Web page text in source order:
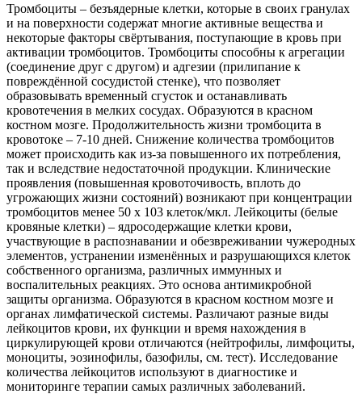
Тромбоциты – безъядерные клетки, которые в своих гранулах
и на поверхности содержат многие активные вещества и
некоторые факторы свёртывания, поступающие в кровь при
активации тромбоцитов. Тромбоциты способны к агрегации
(соединение друг с другом) и адгезии (прилипание к
повреждённой сосудистой стенке), что позволяет
образовывать временный сгусток и останавливать
кровотечения в мелких сосудах. Образуются в красном
костном мозге. Продолжительность жизни тромбоцита в
кровотоке – 7-10 дней. Снижение количества тромбоцитов
может происходить как из-за повышенного их потребления,
так и вследствие недостаточной продукции. Клинические
проявления (повышенная кровоточивость, вплоть до
угрожающих жизни состояний) возникают при концентрации
тромбоцитов менее 50 х 103 клеток/мкл. Лейкоциты (белые
кровяные клетки) – ядросодержащие клетки крови,
участвующие в распознавании и обезвреживании чужеродных
элементов, устранении изменённых и разрушающихся клеток
собственного организма, различных иммунных и
воспалительных реакциях. Это основа антимикробной
защиты организма. Образуются в красном костном мозге и
органах лимфатической системы. Различают разные виды
лейкоцитов крови, их функции и время нахождения в
циркулирующей крови отличаются (нейтрофилы, лимфоциты,
моноциты, эозинофилы, базофилы, см. тест). Исследование
количества лейкоцитов используют в диагностике и
мониторинге терапии самых различных заболеваний.